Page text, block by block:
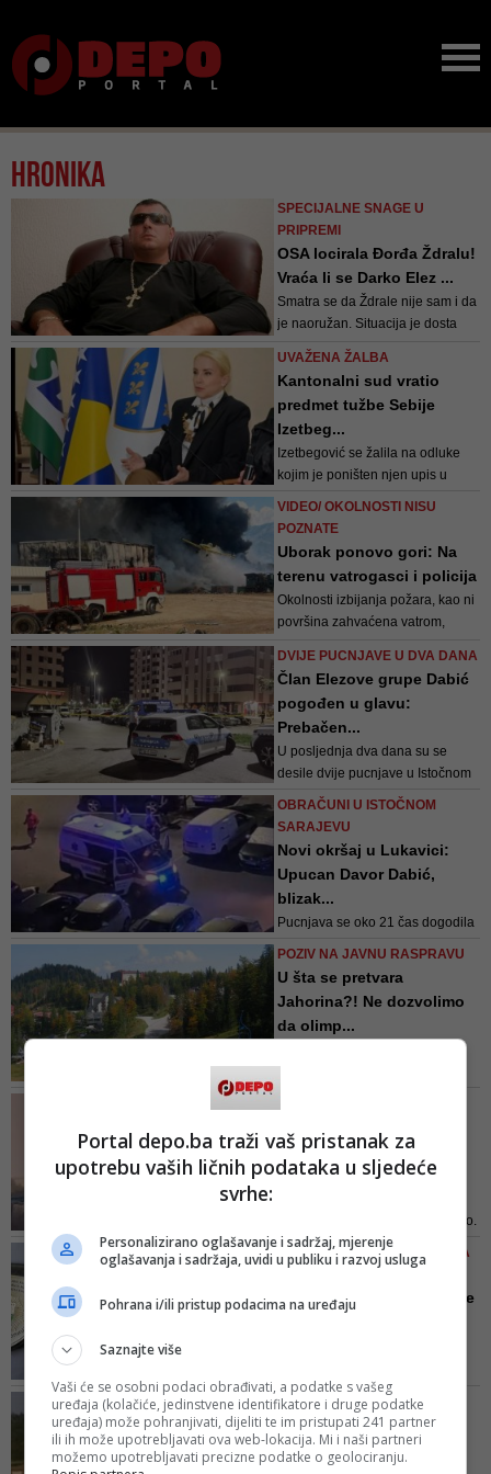
Hronika
SPECIJALNE SNAGE U
PRIPREMI
OSA locirala Đorđa Ždralu!
Vraća li se Darko Elez ...
Smatra se da Ždrale nije sam i da
je naoružan. Situacija je dosta
komplikovana i mogla bi imati
pokušao uhapsiti
UVAŽENA ŽALBA
Kantonalni sud vratio
predmet tužbe Sebije
Izetbeg...
Izetbegović se žalila na odluke
kojim je poništen njen upis u
za sticanje zvanja
VIDEO/ OKOLNOSTI NISU
POZNATE
Uborak ponovo gori: Na
terenu vatrogasci i policija
Okolnosti izbijanja požara, kao ni
površina zahvaćena vatrom,
intervencije nadležnih službi
DVIJE PUCNJAVE U DVA DANA
Član Elezove grupe Dabić
pogođen u glavu:
Prebačen...
U posljednja dva dana su se
desile dvije pucnjave u Istočnom
Sarajevu. Prvo je Đorđe Ždrale
Davora Dabića
OBRAČUNI U ISTOČNOM
SARAJEVU
Novi okršaj u Lukavici:
Upucan Davor Dabić,
blizak...
Pucnjava se oko 21 čas dogodila
POZIV NA JAVNU RASPRAVU
U šta se pretvara
Jahorina?! Ne dozvolimo
da olimp...
naselje!“
Supruga ubijenog Harisa
Babića kroz suze
"Nije se pomjerio i nije ga puštao.
Haris je govorio da će umrijeti, on
mu je govorio da neće, da se ima
se ne pomjera, da bude na boku,
ZAVRŠENA KRIMINALISTIČKA
'Otribili smo mi vas ustaše
pogotovo smo vas klali u Srednjoj
Bosni, i sve je naše, i Europa će
biti još malo, kretenu vlaški
porrvaceni, i klat ćemo vam
NA MAGISTRALNOM PUTU M-
18
Nova nesreća na bh.
Portal depo.ba traži vaš pristanak za
upotrebu vaših ličnih podataka u sljedeće
svrhe:
Personalizirano oglašavanje i sadržaj, mjerenje
oglašavanja i sadržaja, uvidi u publiku i razvoj usluga
Pohrana i/ili pristup podacima na uređaju
Saznajte više
Vaši će se osobni podaci obrađivati, a podatke s vašeg
uređaja (kolačiće, jedinstvene identifikatore i druge podatke
uređaja) može pohranjivati, dijeliti te im pristupati 241 partner
ili ih može upotrebljavati ova web-lokacija. Mi i naši partneri
možemo upotrebljavati precizne podatke o geolociranju.